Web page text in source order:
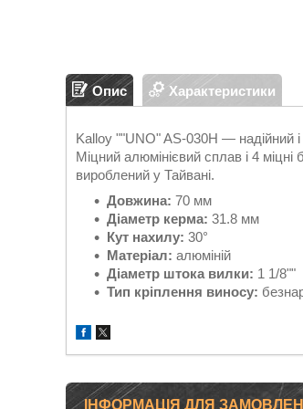
Опис Характеристики
Kalloy ""UNO" AS-030H — надійний
Міцний алюмінієвий сплав і 4 міцні
вироблений у Тайвані.
Довжина: 70 мм
Діаметр керма: 31.8 мм
Кут нахилу: 30°
Матеріал: алюміній
Діаметр штока вилки: 1 1/8""
Тип кріплення виносу:
ІНФОРМАЦІЯ ДЛЯ